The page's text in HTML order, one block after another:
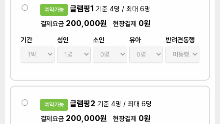
예약가능 글램핑1 기준 4명 / 최대 6명
결제요금 200,000원 현장결제 0원
기간 성인 소인 유아 반려견동행
예약가능 글램핑2 기준 4명 / 최대 6명
결제요금 200,000원 현장결제 0원